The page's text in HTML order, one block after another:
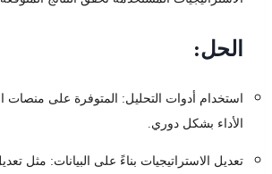
الحل:
استخدام أدوات التحليل: المتوفرة على منصات
الأداء بشكل دوري.
تعديل الاستراتيجيات بناءً على البيانات: مثل